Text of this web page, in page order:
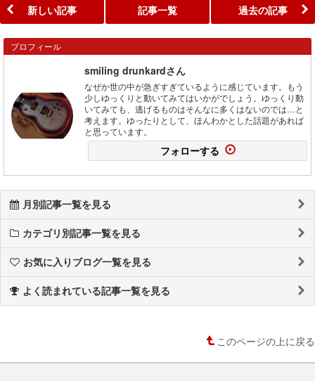
新しい記事 記事一覧 過去の記事
プロフィール
smiling drunkardさん
なぜか世の中が急ぎすぎているように感じています。もう
少しゆっくりと動いてみてはいかがでしょう。ゆっくり動
いてみても、逃げるものはそんなに多くはないのでは…と
考えます。ゆったりとして、ほんわかとした話題があれば
と思っています。
フォローする
月別記事一覧を見る
カテゴリ別記事一覧を見る
お気に入りブログ一覧を見る
よく読まれている記事一覧を見る
このページの上に戻る